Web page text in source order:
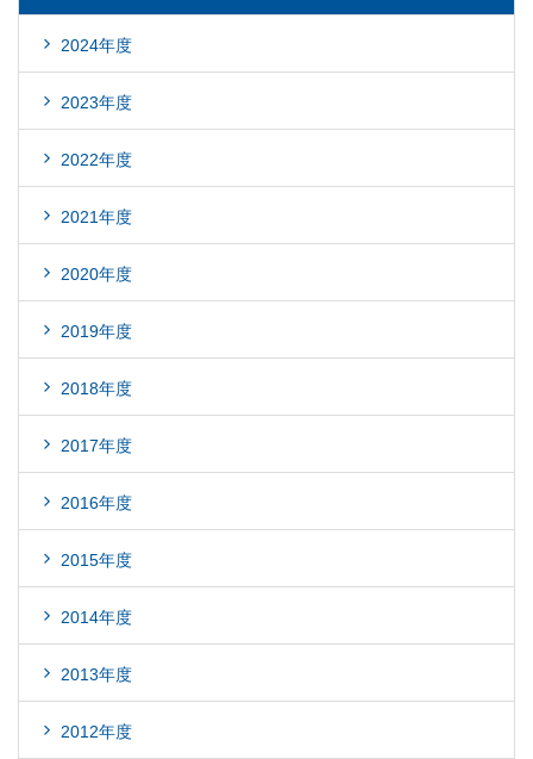
2024年度
2023年度
2022年度
2021年度
2020年度
2019年度
2018年度
2017年度
2016年度
2015年度
2014年度
2013年度
2012年度